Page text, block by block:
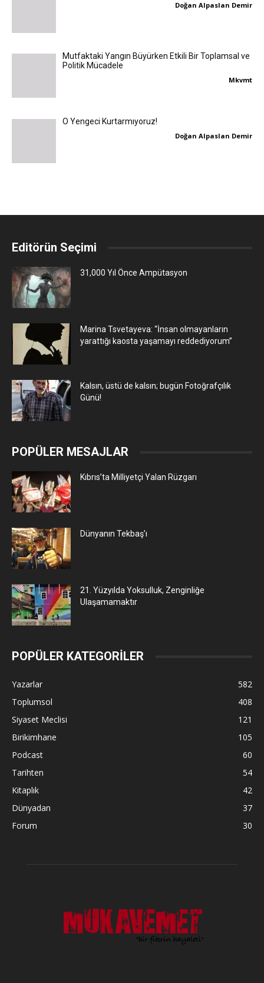
Doğan Alpaslan Demir
Mutfaktaki Yangın Büyürken Etkili Bir Toplamsal ve
Politik Mücadele
Mkvmt
O Yengeci Kurtarmıyoruz!
Doğan Alpaslan Demir
Editörün Seçimi
31,000 Yıl Önce Ampütasyon
Marina Tsvetayeva: “İnsan olmayanların
yarattığı kaosta yaşamayı reddediyorum”
Kalsın, üstü de kalsın; bugün Fotoğrafçılık
Günü!
POPÜLER MESAJLAR
Kıbrıs’ta Milliyetçi Yalan Rüzgarı
Dünyanın Tekbaş’ı
21. Yüzyılda Yoksulluk, Zenginliğe
Ulaşamamaktır
POPÜLER KATEGORİLER
Yazarlar
582
Toplumsol
408
Siyaset Meclisi
121
Birikimhane
105
Podcast
60
Tarihten
54
Kitaplık
42
Dünyadan
37
Forum
30